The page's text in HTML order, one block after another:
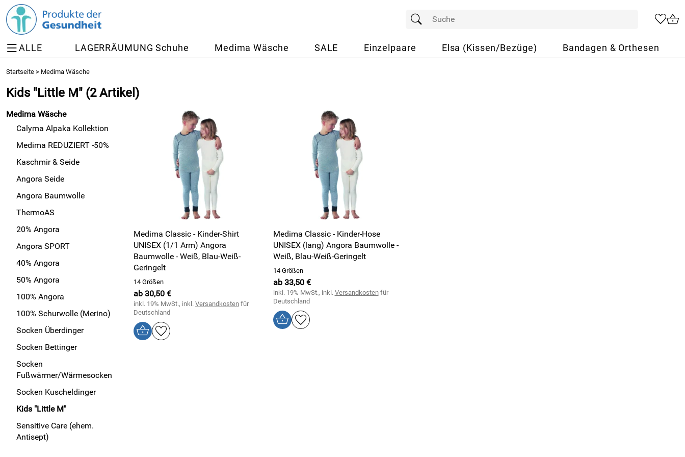
ALLE LAGERRÄUMUNG Schuhe Medima Wäsche SALE Einzelpaare Elsa (Kissen/Bezüge) Bandagen & Orthesen
Startseite > Medima Wäsche
Kids "Little M" (2 Artikel)
Medima Wäsche
Calyma Alpaka Kollektion
Medima REDUZIERT -50%
Kaschmir & Seide
Angora Seide
Angora Baumwolle
ThermoAS
20% Angora
Angora SPORT
40% Angora
50% Angora
100% Angora
100% Schurwolle (Merino)
Socken Überdinger
Socken Bettinger
Socken
Fußwärmer/Wärmesocken
Socken Kuscheldinger
Kids "Little M"
Sensitive Care (ehem.
Antisept)
Medima Classic - Kinder-Shirt
UNISEX (1/1 Arm) Angora
Baumwolle - Weiß, Blau-Weiß-
Geringelt
14 Größen
ab 30,50 €
inkl. 19% MwSt., inkl. Versandkosten für
Deutschland
Medima Classic - Kinder-Hose
UNISEX (lang) Angora Baumwolle -
Weiß, Blau-Weiß-Geringelt
14 Größen
ab 33,50 €
inkl. 19% MwSt., inkl. Versandkostenfür
Deutschland